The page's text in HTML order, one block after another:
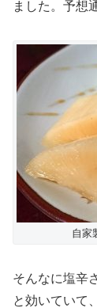
ました。予想
自家
そんなに塩辛
と効いていて